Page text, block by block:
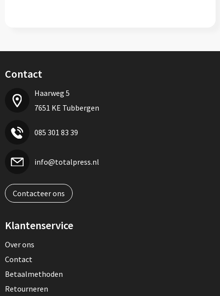
Contact
Haarweg 5
7651 KE Tubbergen
085 301 83 39
info@totalpress.nl
Contacteer ons
Klantenservice
Over ons
Contact
Betaalmethoden
Retourneren